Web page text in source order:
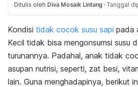
Ditulis oleh Diva Mosaik Lintang · Tanggal
Kondisi tidak cocok susu sapi pada
Kecil tidak bisa mengonsumsi susu
turunannya. Padahal, anak tidak
asupan nutrisi, seperti, zat besi,
lain. Guna menghadapinya, berikut